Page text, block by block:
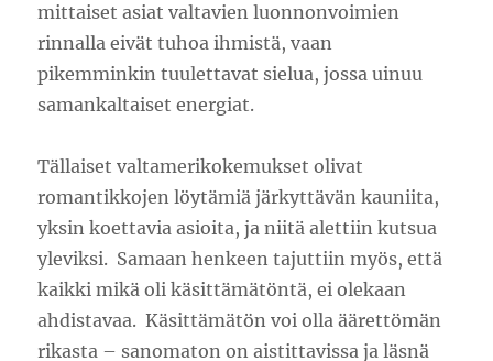
mittaiset asiat valtavien luonnonvoimien
rinnalla eivät tuhoa ihmistä, vaan
pikemminkin tuulettavat sielua, jossa uinuu
samankaltaiset energiat.
Tällaiset valtamerikokemukset olivat
romantikkojen löytämiä järkyttävän kauniita,
yksin koettavia asioita, ja niitä alettiin kutsua
yleviksi. Samaan henkeen tajuttiin myös, että
kaikki mikä oli käsittämätöntä, ei olekaan
ahdistavaa. Käsittämätön voi olla äärettömän
rikasta – sanomaton on aistittavissa ja läsnä